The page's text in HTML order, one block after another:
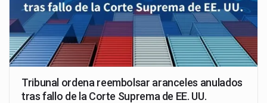
Tribunal ordena reembolsar aranceles anulados
tras fallo de la Corte Suprema de EE. UU.